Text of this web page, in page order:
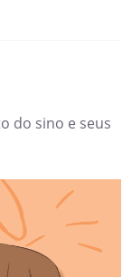
do sino e seus